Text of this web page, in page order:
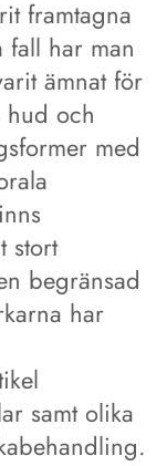
framtagna
har man
ämnat för
hud och
med
stort
begränsad
har
samt olika